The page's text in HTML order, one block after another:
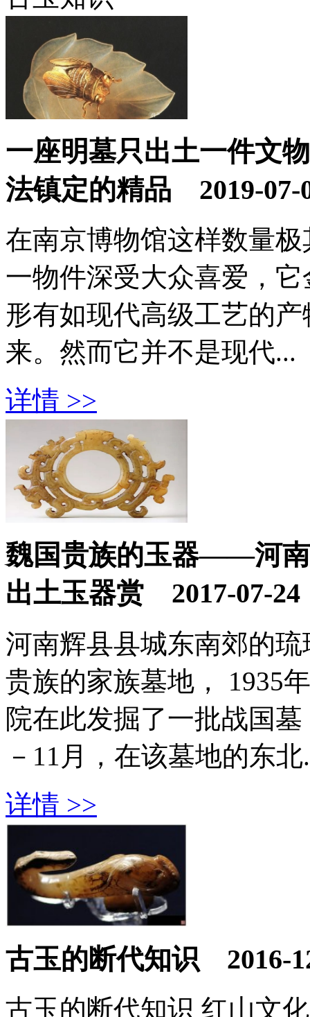
一座明墓只出土一件文
法镇定的精品 2019-07-
在南京博物馆这样数量
一物件深受大众喜爱，
形有如现代高级工艺的
来。然而它并不是现代...
详情 >>
魏国贵族的玉器——河南
出土玉器赏 2017-07-24
河南辉县县城东南郊的
贵族的家族墓地， 1935
院在此发掘了一批战国
－11月，在该墓地的东北
详情 >>
古玉的断代知识 2016-
古玉的断代知识 红山文